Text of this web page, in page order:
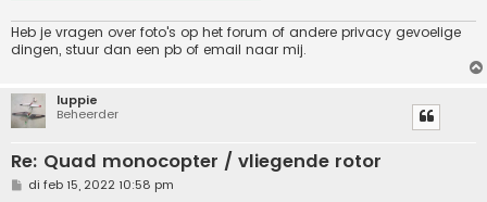
Heb je vragen over foto's op het forum of andere privacy gevoelige
dingen, stuur dan een pb of email naar mij.
luppie
Beheerder
Re: Quad monocopter / vliegende rotor
Bdi feb 15, 2022 10:58 pm